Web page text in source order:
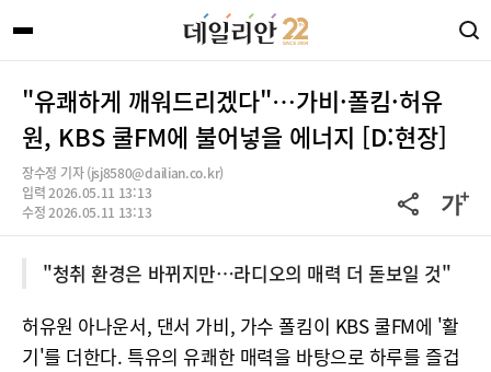
"유쾌하게 깨워드리겠다"…가비·폴킴·허유
원, KBS 쿨FM에 불어넣을 에너지 [D:현장]
장수정 기자 (jsj8580@dailian.co.kr)
입력 2026.05.11 13:13
수정 2026.05.11 13:13
"청취 환경은 바뀌지만…라디오의 매력 더 돋보일 것"
허유원 아나운서, 댄서 가비, 가수 폴킴이 KBS 쿨FM에 '활
기'를 더한다. 특유의 유쾌한 매력을 바탕으로 하루를 즐겁